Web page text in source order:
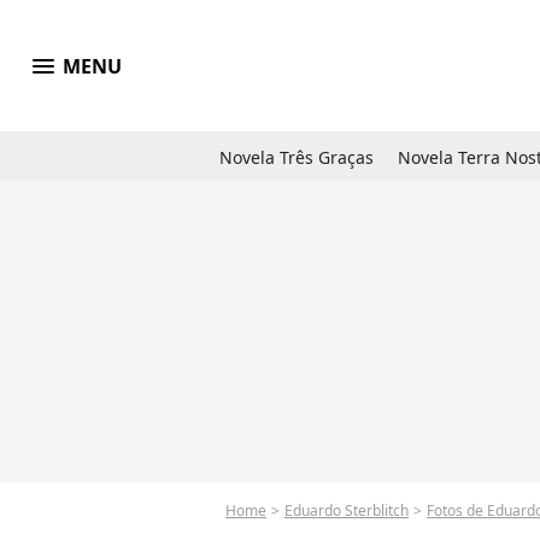
menu MENU
Novela Três Graças Novela Terra
Home Eduardo Sterblitch Fotos de